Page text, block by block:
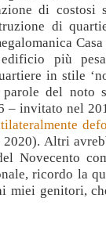
di costosi
di
più
in stile
del noto
– invitato nel
Altri
Novecento
ricordo la
miei genitori,